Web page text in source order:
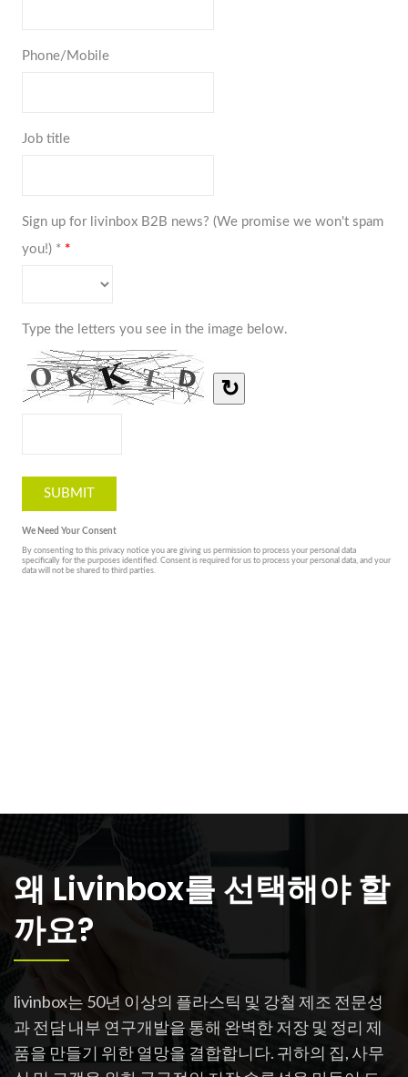
왜 Livinbox를 선택해야 할
까요?
livinbox는 50년 이상의 플라스틱 및 강철 제조 전문성
과 전담 내부 연구개발을 통해 완벽한 저장 및 정리 제
품을 만들기 위한 열망을 결합합니다. 귀하의 집, 사무